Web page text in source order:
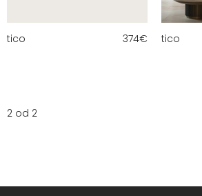
tico 374€ tico
2 od 2